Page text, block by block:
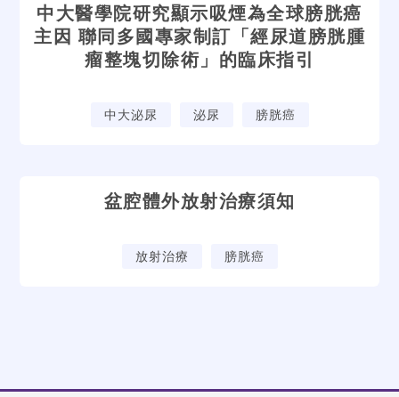
中大醫學院研究顯示吸煙為全球膀胱癌
主因 聯同多國專家制訂「經尿道膀胱腫
瘤整塊切除術」的臨床指引
中大泌尿 泌尿 膀胱癌
盆腔體外放射治療須知
放射治療 膀胱癌